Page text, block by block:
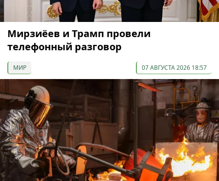
Мирзиёев и Трамп провели
телефонный разговор
МИР 07 АВГУСТА 2026 18:57